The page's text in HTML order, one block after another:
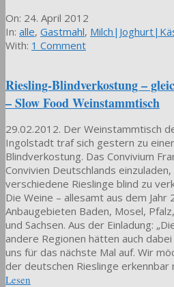
2012-
04-
24
On: 24. April 2012
In: alle, Gastmahl,
With: 1 Comment
Riesling-Blindverkostung –
– Slow Food Weinstammtisch
29.02.2012. Der Weinstammtisch
Ingolstadt traf sich gestern zu
Blindverkostung. Das Convivium
Convivien Deutschlands
verschiedene Rieslinge blind zu
Die Weine – allesamt aus dem
Anbaugebieten Baden, Mosel,
und Sachsen. Aus der Einladung:
andere Regionen hätten auch
uns für das nächste Mal auf. Wir
der deutschen Rieslinge erkennbar
Lesen